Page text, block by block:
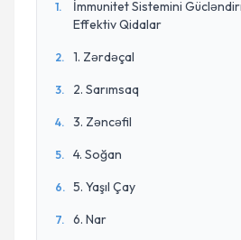
1.
İmmunitet Sistemini
Effektiv Qidalar
2. 1. Zərdəçal
3. 2. Sarımsaq
4. 3. Zəncəfil
5. 4. Soğan
6. 5. Yaşıl Çay
7. 6. Nar